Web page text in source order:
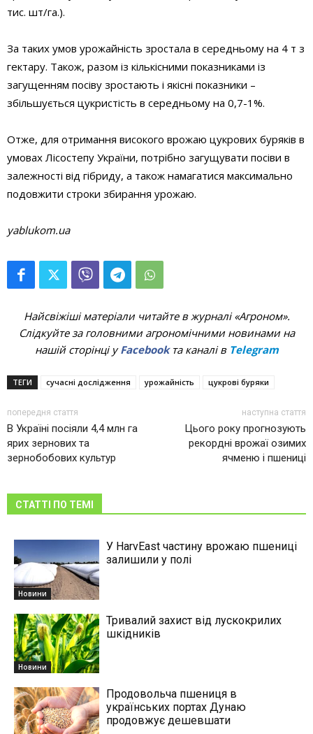
тис. шт/га.).
За таких умов урожайність зростала в середньому на 4 т з
гектару. Також, разом із кількісними показниками із
загущенням посіву зростають і якісні показники –
збільшується цукристість в середньому на 0,7-1%.
Отже, для отримання високого врожаю цукрових буряків в
умовах Лісостепу України, потрібно загущувати посіви в
залежності від гібриду, а також намагатися максимально
подовжити строки збирання урожаю.
yablukom.ua
Найсвіжіші матеріали читайте в журналі «Агроном».
Слідкуйте за головними агрономічними новинами на
нашій сторінці уFacebookта каналі в Telegram
ТЕГИ сучасні дослідження урожайність цукрові буряки
попередня стаття
В Україні посіяли 4,4 млн га
ярих зернових та
зернобобових культур
наступна стаття
Цього року прогнозують
рекордні врожаї озимих
ячменю і пшениці
СТАТТІ ПО ТЕМІ
Новини
У HarvEast частину врожаю пшениці
залишили у полі
Новини
Тривалий захист від лускокрилих
шкідників
Продовольча пшениця в
українських портах Дунаю
продовжує дешевшати